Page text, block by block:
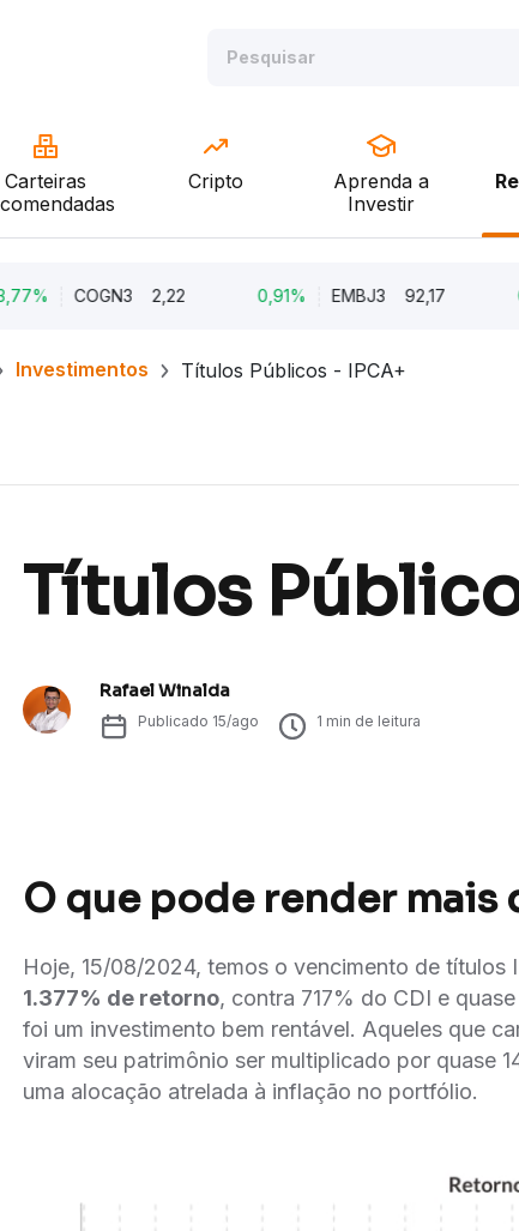
Carteiras
Cripto
Aprenda a
Investir
COGN3 2,22 0,91% EMBJ3 92,17
Investimentos Títulos Públicos - IPCA+
Títulos
Rafael Winalda
Publicado 15/ago 1 min de leitura
O que pode render mais
Hoje, 15/08/2024, temos o vencimento de
1.377% de retorno, contra 717% do CDI e
foi um investimento bem rentável. Aqueles que
viram seu patrimônio ser multiplicado por quase
uma alocação atrelada à inflação no portfólio.